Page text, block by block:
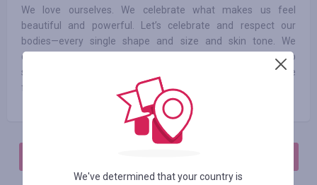
We love ourselves. We celebrate what makes us feel
beautiful and powerful. Let’s celebrate and respect our
bodies—every single shape and size and skin tone. We
deserve to be comfortable in the clothes we wear. Life is too
short to feel restricted and closed off. Popilush gives us the
freedom and confidence to be ourselves every single day.
We've determined that your country is